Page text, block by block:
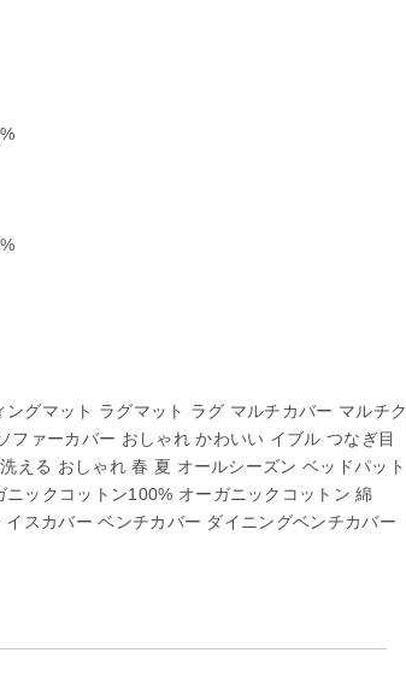
グマット ラグマット ラグ マルチカバー マルチク
ファーカバー おしゃれ かわいい イブル つなぎ目
える おしゃれ 春 夏 オールシーズン ベッドパット
ックコットン100% オーガニックコットン 綿
スカバー ベンチカバー ダイニングベンチカバー